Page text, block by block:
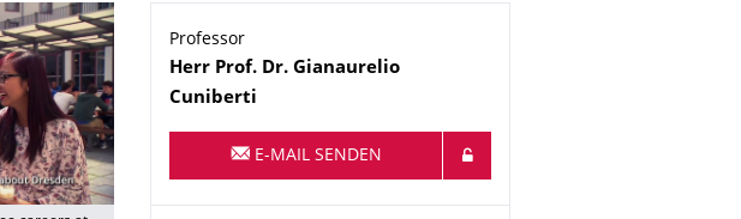
Professor
Name
Herr Prof. Dr. Gianaurelio
Cuniberti
E-MAIL SENDEN